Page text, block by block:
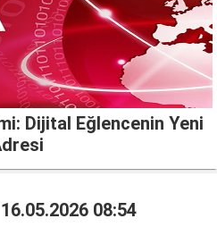
Dijital Eğlencenin Yeni
08:54